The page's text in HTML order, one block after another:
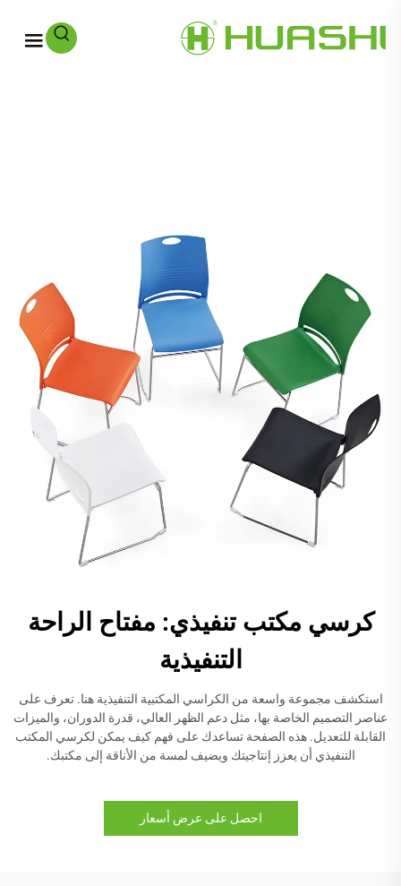
كرسي مكتب تنفيذي: مفتاح الراحة
التنفيذية
استكشف مجموعة واسعة من الكراسي المكتبية التنفيذية هنا. تعرف على
عناصر التصميم الخاصة بها، مثل دعم الظهر العالي، قدرة الدوران، والميزات
القابلة للتعديل. هذه الصفحة تساعدك على فهم كيف يمكن لكرسي المكتب
التنفيذي أن يعزز إنتاجيتك ويضيف لمسة من الأناقة إلى مكتبك.
احصل على عرض أسعار